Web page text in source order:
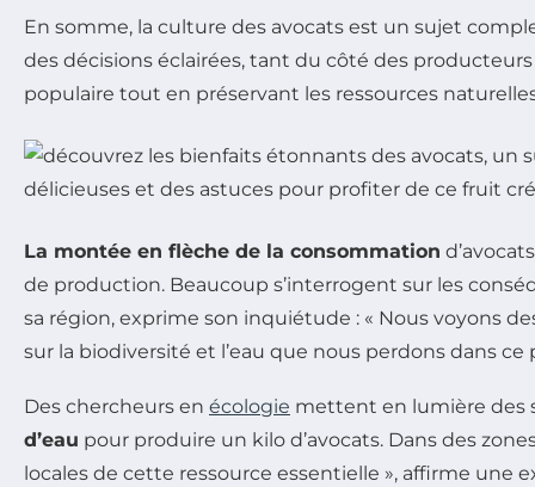
En somme, la culture des avocats est un sujet
des décisions éclairées, tant du côté des
populaire tout en préservant les ressources
La montée en flèche de la consommation
de production. Beaucoup s’interrogent sur les
sa région, exprime son inquiétude : « Nous voyons
sur la biodiversité et l’eau que nous perdons dans ce
Des chercheurs en écologie mettent en lumière des
d’eau pour produire un kilo d’avocats. Dans des
locales de cette ressource essentielle », affirme une